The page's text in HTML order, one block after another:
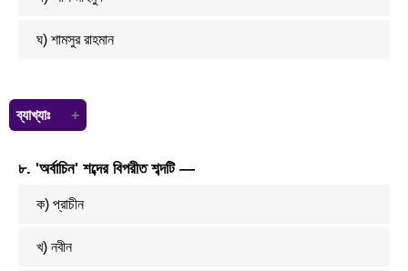
ঘ) শামসুর রাহমান
ব্যাখ্যাঃ
'আসাদের শার্ট' কবিতার লেখক শামসুর রাহমান । 'নিজ বাসভূমে' (১৯৭০) কাব্যগ্রন্থে
কবিতাটি অন্তর্ভুক্ত। উনসত্তরের গণঅভ্যুত্থানে শহিদ আসাদের রক্তাক্ত শার্টকে
৮. 'অর্বাচিন' শব্দের বিপরীত শব্দটি —
ক) প্রাচীন
খ) নবীন